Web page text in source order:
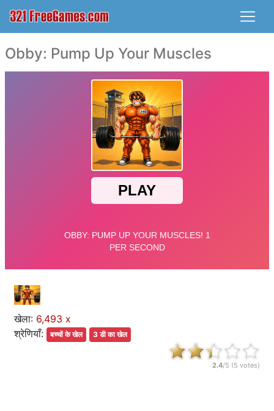
Obby: Pump Up Your Muscles
खेला: 6,493 x
श्रेणियाँ:
बच्चों के खेल 3 डी का खेल
2.4/5 (5 votes)